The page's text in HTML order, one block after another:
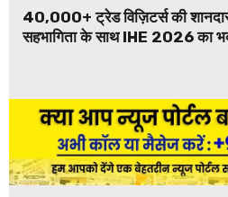
40,000+ ट्रेड विज़िटर्स की
सहभागिता के साथ IHE 2026 का